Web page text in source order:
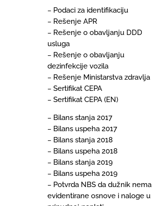
– Podaci za identifikaciju
– Rešenje APR
– Rešenje o obavljanju DDD
usluga
– Rešenje o obavljanju
dezinfekcije vozila
– Rešenje Ministarstva zdravlja
– Sertifikat CEPA
– Sertifikat CEPA (EN)
– Bilans stanja 2017
– Bilans uspeha 2017
– Bilans stanja 2018
– Bilans uspeha 2018
– Bilans stanja 2019
– Bilans uspeha 2019
– Potvrda NBS da dužnik nema
evidentirane osnove i naloge u